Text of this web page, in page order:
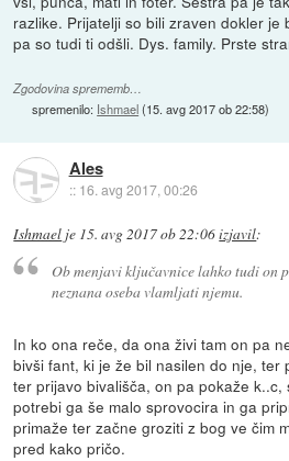
razlike. Prijatelji so bili zraven dokler
pa so tudi ti odšli. Dys. family. Prste
Zgodovina sprememb…
spremenilo: Ishmael(15. avg 2017 ob 22:58)
Ales
:: 16. avg 2017, 00:26
Ishmael je 15. avg 2017 ob 22:06izjavil:
Ob menjavi ključavnice lahko tudi on
neznana oseba vlamljati njemu.
In ko ona reče, da ona živi tam on pa
bivši fant, ki je že bil nasilen do nje, ter
ter prijavo bivališča, on pa pokaže k..c,
potrebi ga še malo sprovocira in ga
primaže ter začne groziti z bog ve čim
pred kako pričo.